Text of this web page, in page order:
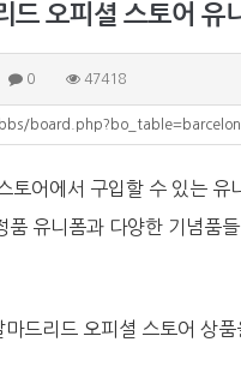
드 오피셜 스토어 유
0 47418
토어에서 구입할 수 있는 유
품 유니폼과 다양한 기념품
드리드 오피셜 스토어 상